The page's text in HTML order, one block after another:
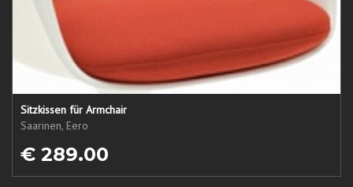
Sitzkissen für Armchair
Saarinen, Eero
€ 289.00